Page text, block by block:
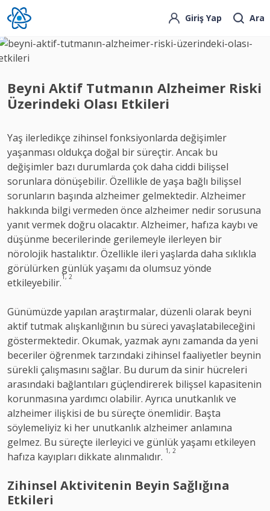
Giriş Yap Ara
Beyni Aktif Tutmanın Alzheimer Riski
Üzerindeki Olası Etkileri
Yaş ilerledikçe zihinsel fonksiyonlarda değişimler
yaşanması oldukça doğal bir süreçtir. Ancak bu
değişimler bazı durumlarda çok daha ciddi bilişsel
sorunlara dönüşebilir. Özellikle de yaşa bağlı bilişsel
sorunların başında alzheimer gelmektedir. Alzheimer
hakkında bilgi vermeden önce alzheimer nedir sorusuna
yanıt vermek doğru olacaktır. Alzheimer, hafıza kaybı ve
düşünme becerilerinde gerilemeyle ilerleyen bir
nörolojik hastalıktır. Özellikle ileri yaşlarda daha sıklıkla
görülürken günlük yaşamı da olumsuz yönde
etkileyebilir.1, 2
Günümüzde yapılan araştırmalar, düzenli olarak beyni
aktif tutmak alışkanlığının bu süreci yavaşlatabileceğini
göstermektedir. Okumak, yazmak aynı zamanda da yeni
beceriler öğrenmek tarzındaki zihinsel faaliyetler beynin
sürekli çalışmasını sağlar. Bu durum da sinir hücreleri
arasındaki bağlantıları güçlendirerek bilişsel kapasitenin
korunmasına yardımcı olabilir. Ayrıca unutkanlık ve
alzheimer ilişkisi de bu süreçte önemlidir. Başta
söylemeliyiz ki her unutkanlık alzheimer anlamına
gelmez. Bu süreçte ilerleyici ve günlük yaşamı etkileyen
hafıza kayıpları dikkate alınmalıdır. 1, 2
Zihinsel Aktivitenin Beyin Sağlığına
Etkileri